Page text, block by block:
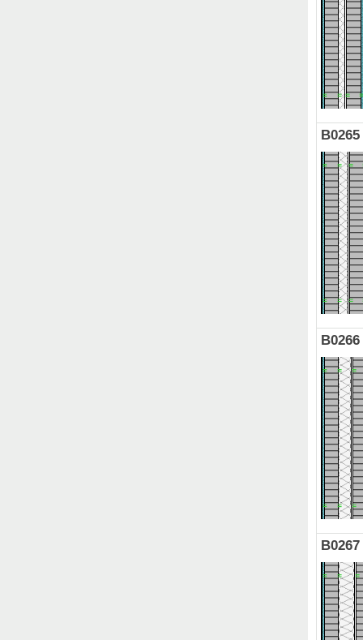
B0265
B0266
B0267